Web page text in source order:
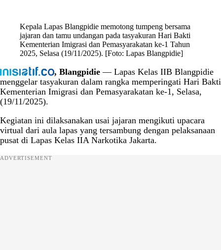
Kepala Lapas Blangpidie memotong tumpeng bersama
jajaran dan tamu undangan pada tasyakuran Hari Bakti
Kementerian Imigrasi dan Pemasyarakatan ke-1 Tahun
2025, Selasa (19/11/2025). [Foto: Lapas Blangpidie]
, Blangpidie— Lapas Kelas IIB Blangpidie
menggelar tasyakuran dalam rangka memperingati Hari Bakti
Kementerian Imigrasi dan Pemasyarakatan ke-1, Selasa,
(19/11/2025).
Kegiatan ini dilaksanakan usai jajaran mengikuti upacara
virtual dari aula lapas yang tersambung dengan pelaksanaan
pusat di Lapas Kelas IIA Narkotika Jakarta.
ADVERTISEMENT